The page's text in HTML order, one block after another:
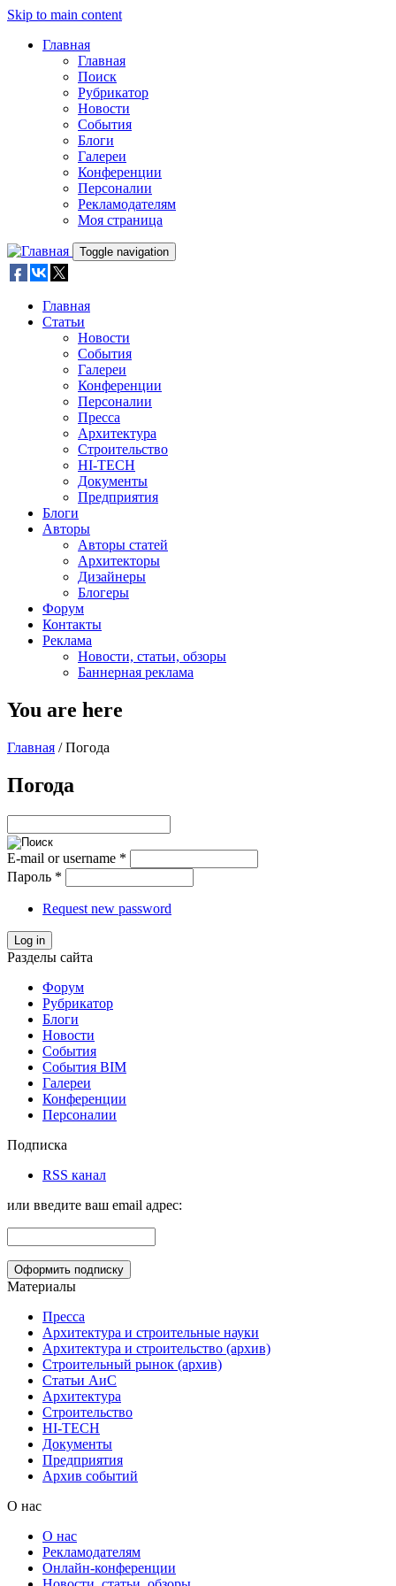
Skip to main content
Главная
Главная
Поиск
Рубрикатор
Новости
События
Блоги
Галереи
Конференции
Персоналии
Рекламодателям
Моя страница
Toggle navigation
Главная
Статьи
Новости
События
Галереи
Конференции
Персоналии
Пресса
Архитектура
Строительство
HI-TECH
Документы
Предприятия
Блоги
Авторы
Авторы статей
Архитекторы
Дизайнеры
Блогеры
Форум
Контакты
Реклама
Новости, статьи, обзоры
Баннерная реклама
You are here
Главная / Погода
Погода
E-mail or username *
Пароль *
Request new password
Log in
Разделы сайта
Форум
Рубрикатор
Блоги
Новости
События
События BIM
Галереи
Конференции
Персоналии
Подписка
RSS канал
или введите ваш email адрес:
Материалы
Пресса
Архитектура и строительные науки
Архитектура и строительство (архив)
Строительный рынок (архив)
Статьи АиС
Архитектура
Строительство
HI-TECH
Документы
Предприятия
Архив событий
О нас
О нас
Рекламодателям
Онлайн-конференции